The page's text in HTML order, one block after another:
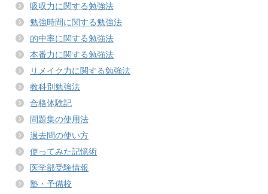
吸収力に関する勉強法
勉強時間に関する勉強法
的中率に関する勉強法
本番力に関する勉強法
リメイク力に関する勉強法
教科別勉強法
合格体験記
問題集の使用法
過去問の使い方
使ってみた記憶術
医学部受験情報
塾・予備校